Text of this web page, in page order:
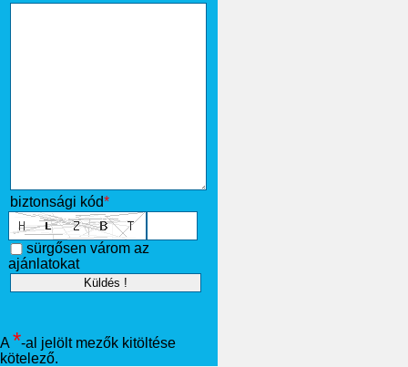
biztonsági kód*
sürgősen várom az
ajánlatokat
A *-al jelölt mezők kitöltése
kötelező.